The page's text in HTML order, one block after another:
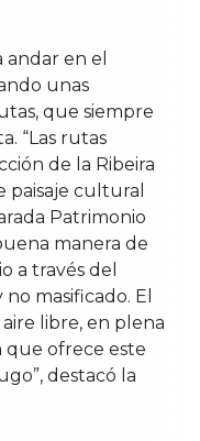
en el
unas
que siempre
“Las rutas
de la Ribeira
paisaje cultural
Patrimonio
manera de
a través del
masificado. El
libre, en plena
que ofrece este
destacó la